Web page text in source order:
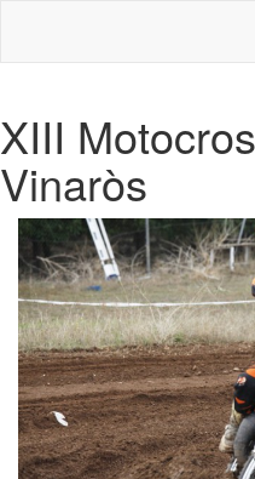
XIII
Vinaròs